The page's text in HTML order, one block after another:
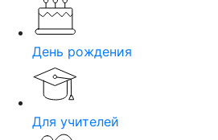
День рождения
Для учителей